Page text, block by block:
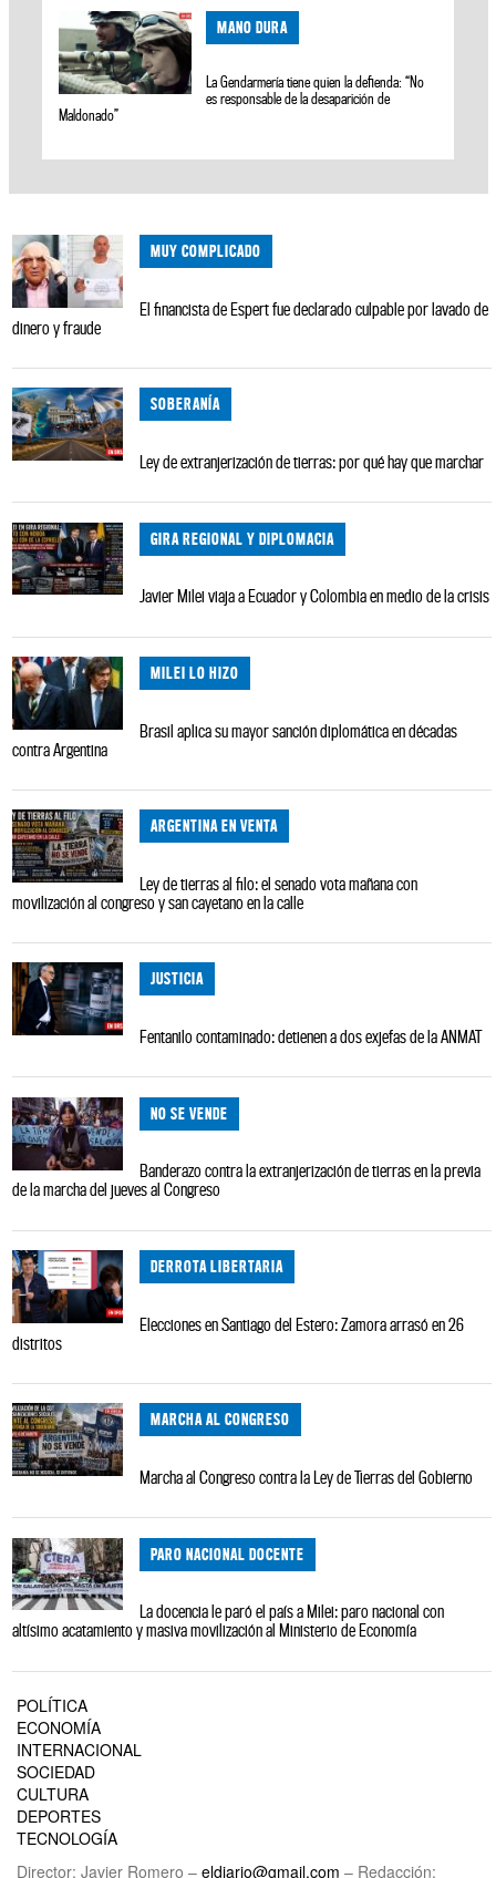
MANO DURA
La Gendarmería tiene quien la defienda: “No
es responsable de la desaparición de
Maldonado”
MUY COMPLICADO
El financista de Espert fue declarado culpable por lavado de
dinero y fraude
SOBERANÍA
Ley de extranjerización de tierras: por qué hay que marchar
GIRA REGIONAL Y DIPLOMACIA
Javier Milei viaja a Ecuador y Colombia en medio de la crisis
MILEI LO HIZO
Brasil aplica su mayor sanción diplomática en décadas
contra Argentina
ARGENTINA EN VENTA
Ley de tierras al filo: el senado vota mañana con
movilización al congreso y san cayetano en la calle
JUSTICIA
Fentanilo contaminado: detienen a dos exjefas de la ANMAT
NO SE VENDE
Banderazo contra la extranjerización de tierras en la previa
de la marcha del jueves al Congreso
DERROTA LIBERTARIA
Elecciones en Santiago del Estero: Zamora arrasó en 26
distritos
MARCHA AL CONGRESO
Marcha al Congreso contra la Ley de Tierras del Gobierno
PARO NACIONAL DOCENTE
La docencia le paró el país a Milei: paro nacional con
altísimo acatamiento y masiva movilización al Ministerio de Economía
POLÍTICA
ECONOMÍA
INTERNACIONAL
SOCIEDAD
CULTURA
DEPORTES
TECNOLOGÍA
Director: Javier Romero – eldiario@gmail.com – Redacción: